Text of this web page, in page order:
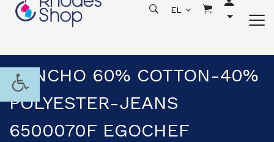
EL
PONCHO 60% COTTON-40%
POLYESTER-JEANS
6500070F EGOCHEF